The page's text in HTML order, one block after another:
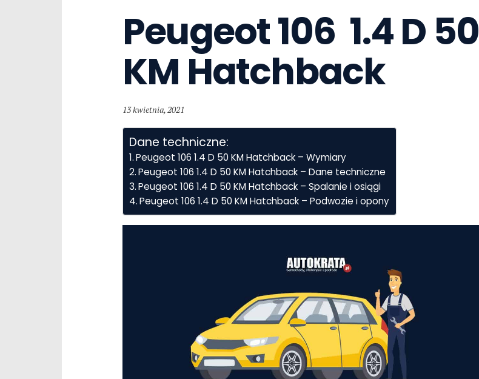
Peugeot 106  1.4 D 50
KM Hatchback
13 kwietnia, 2021
Dane techniczne:
Peugeot 106 1.4 D 50 KM Hatchback – Wymiary
Peugeot 106 1.4 D 50 KM Hatchback – Dane techniczne
Peugeot 106 1.4 D 50 KM Hatchback – Spalanie i osiągi
Peugeot 106 1.4 D 50 KM Hatchback – Podwozie i opony